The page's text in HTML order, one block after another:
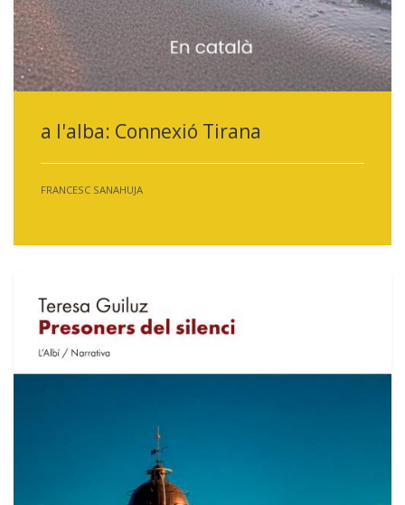
a l'alba: Connexió Tirana
FRANCESC SANAHUJA